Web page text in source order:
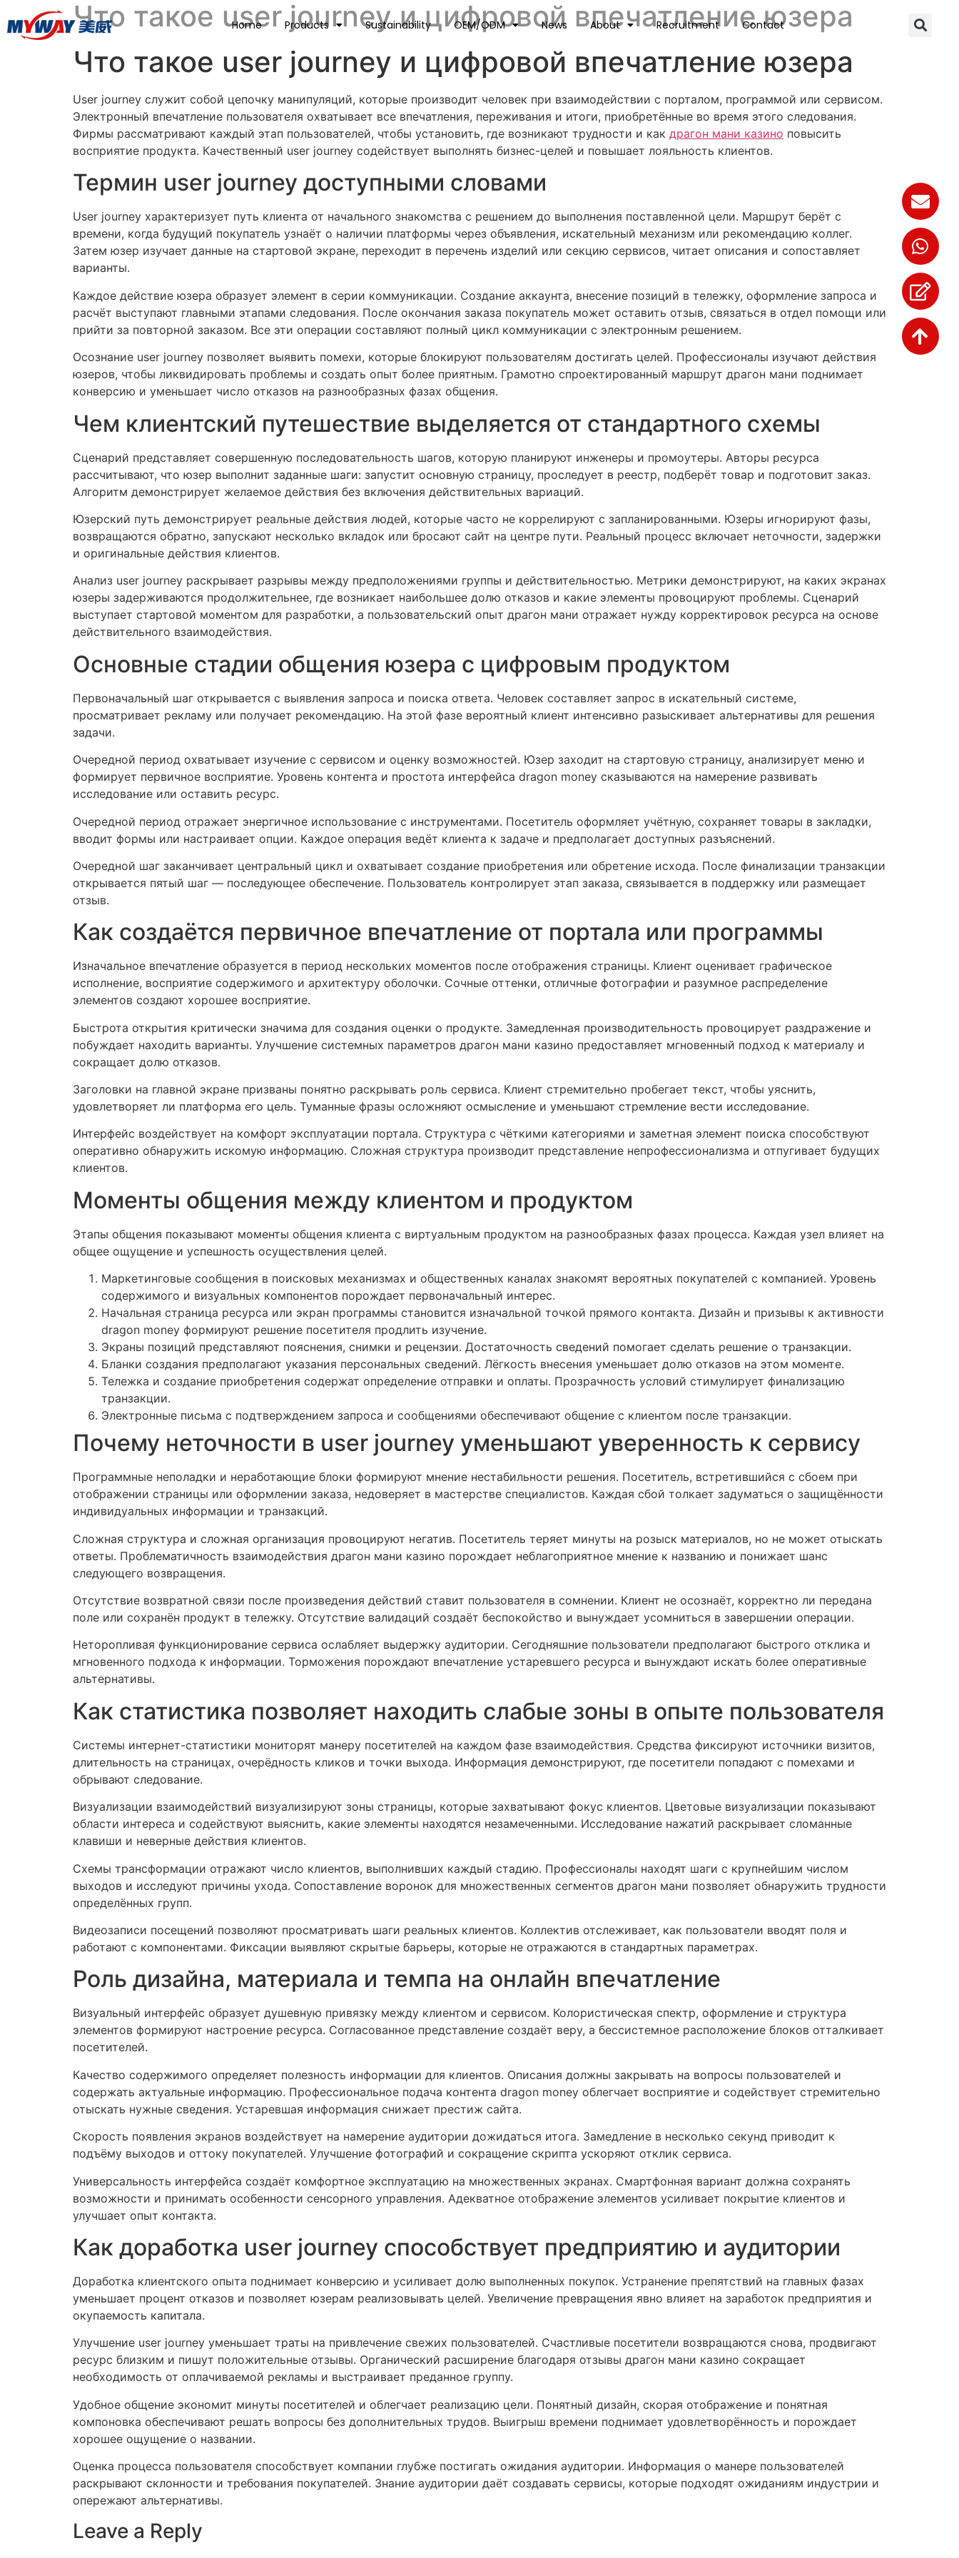
Home Products Sustainability OEM/ODM News About Recruitment Contact
Что такое user journey и цифровой впечатление юзера
Что такое user journey и цифровой впечатление юзера
User journey служит собой цепочку манипуляций, которые производит человек при взаимодействии с порталом, программой или сервисом.
Электронный впечатление пользователя охватывает все впечатления, переживания и итоги, приобретённые во время этого следования.
Фирмы рассматривают каждый этап пользователей, чтобы установить, где возникают трудности и как драгон мани казино повысить
восприятие продукта. Качественный user journey содействует выполнять бизнес-целей и повышает лояльность клиентов.
Термин user journey доступными словами
User journey характеризует путь клиента от начального знакомства с решением до выполнения поставленной цели. Маршрут берёт с
времени, когда будущий покупатель узнаёт о наличии платформы через объявления, искательный механизм или рекомендацию коллег.
Затем юзер изучает данные на стартовой экране, переходит в перечень изделий или секцию сервисов, читает описания и сопоставляет
варианты.
Каждое действие юзера образует элемент в серии коммуникации. Создание аккаунта, внесение позиций в тележку, оформление запроса и
расчёт выступают главными этапами следования. После окончания заказа покупатель может оставить отзыв, связаться в отдел помощи или
прийти за повторной заказом. Все эти операции составляют полный цикл коммуникации с электронным решением.
Осознание user journey позволяет выявить помехи, которые блокируют пользователям достигать целей. Профессионалы изучают действия
юзеров, чтобы ликвидировать проблемы и создать опыт более приятным. Грамотно спроектированный маршрут драгон мани поднимает
конверсию и уменьшает число отказов на разнообразных фазах общения.
Чем клиентский путешествие выделяется от стандартного схемы
Сценарий представляет совершенную последовательность шагов, которую планируют инженеры и промоутеры. Авторы ресурса
рассчитывают, что юзер выполнит заданные шаги: запустит основную страницу, проследует в реестр, подберёт товар и подготовит заказ.
Алгоритм демонстрирует желаемое действия без включения действительных вариаций.
Юзерский путь демонстрирует реальные действия людей, которые часто не коррелируют с запланированными. Юзеры игнорируют фазы,
возвращаются обратно, запускают несколько вкладок или бросают сайт на центре пути. Реальный процесс включает неточности, задержки
и оригинальные действия клиентов.
Анализ user journey раскрывает разрывы между предположениями группы и действительностью. Метрики демонстрируют, на каких экранах
юзеры задерживаются продолжительнее, где возникает наибольшее долю отказов и какие элементы провоцируют проблемы. Сценарий
выступает стартовой моментом для разработки, а пользовательский опыт драгон мани отражает нужду корректировок ресурса на основе
действительного взаимодействия.
Основные стадии общения юзера с цифровым продуктом
Первоначальный шаг открывается с выявления запроса и поиска ответа. Человек составляет запрос в искательный системе,
просматривает рекламу или получает рекомендацию. На этой фазе вероятный клиент интенсивно разыскивает альтернативы для решения
задачи.
Очередной период охватывает изучение с сервисом и оценку возможностей. Юзер заходит на стартовую страницу, анализирует меню и
формирует первичное восприятие. Уровень контента и простота интерфейса dragon money сказываются на намерение развивать
исследование или оставить ресурс.
Очередной период отражает энергичное использование с инструментами. Посетитель оформляет учётную, сохраняет товары в закладки,
вводит формы или настраивает опции. Каждое операция ведёт клиента к задаче и предполагает доступных разъяснений.
Очередной шаг заканчивает центральный цикл и охватывает создание приобретения или обретение исхода. После финализации транзакции
открывается пятый шаг — последующее обеспечение. Пользователь контролирует этап заказа, связывается в поддержку или размещает
отзыв.
Как создаётся первичное впечатление от портала или программы
Изначальное впечатление образуется в период нескольких моментов после отображения страницы. Клиент оценивает графическое
исполнение, восприятие содержимого и архитектуру оболочки. Сочные оттенки, отличные фотографии и разумное распределение
элементов создают хорошее восприятие.
Быстрота открытия критически значима для создания оценки о продукте. Замедленная производительность провоцирует раздражение и
побуждает находить варианты. Улучшение системных параметров драгон мани казино предоставляет мгновенный подход к материалу и
сокращает долю отказов.
Заголовки на главной экране призваны понятно раскрывать роль сервиса. Клиент стремительно пробегает текст, чтобы уяснить,
удовлетворяет ли платформа его цель. Туманные фразы осложняют осмысление и уменьшают стремление вести исследование.
Интерфейс воздействует на комфорт эксплуатации портала. Структура с чёткими категориями и заметная элемент поиска способствуют
оперативно обнаружить искомую информацию. Сложная структура производит представление непрофессионализма и отпугивает будущих
клиентов.
Моменты общения между клиентом и продуктом
Этапы общения показывают моменты общения клиента с виртуальным продуктом на разнообразных фазах процесса. Каждая узел влияет на
общее ощущение и успешность осуществления целей.
Маркетинговые сообщения в поисковых механизмах и общественных каналах знакомят вероятных покупателей с компанией. Уровень
содержимого и визуальных компонентов порождает первоначальный интерес.
Начальная страница ресурса или экран программы становится изначальной точкой прямого контакта. Дизайн и призывы к активности
dragon money формируют решение посетителя продлить изучение.
Экраны позиций представляют пояснения, снимки и рецензии. Достаточность сведений помогает сделать решение о транзакции.
Бланки создания предполагают указания персональных сведений. Лёгкость внесения уменьшает долю отказов на этом моменте.
Тележка и создание приобретения содержат определение отправки и оплаты. Прозрачность условий стимулирует финализацию
транзакции.
Электронные письма с подтверждением запроса и сообщениями обеспечивают общение с клиентом после транзакции.
Почему неточности в user journey уменьшают уверенность к сервису
Программные неполадки и неработающие блоки формируют мнение нестабильности решения. Посетитель, встретившийся с сбоем при
отображении страницы или оформлении заказа, недоверяет в мастерстве специалистов. Каждая сбой толкает задуматься о защищённости
индивидуальных информации и транзакций.
Сложная структура и сложная организация провоцируют негатив. Посетитель теряет минуты на розыск материалов, но не может отыскать
ответы. Проблематичность взаимодействия драгон мани казино порождает неблагоприятное мнение к названию и понижает шанс
следующего возвращения.
Отсутствие возвратной связи после произведения действий ставит пользователя в сомнении. Клиент не осознаёт, корректно ли передана
поле или сохранён продукт в тележку. Отсутствие валидаций создаёт беспокойство и вынуждает усомниться в завершении операции.
Неторопливая функционирование сервиса ослабляет выдержку аудитории. Сегодняшние пользователи предполагают быстрого отклика и
мгновенного подхода к информации. Торможения порождают впечатление устаревшего ресурса и вынуждают искать более оперативные
альтернативы.
Как статистика позволяет находить слабые зоны в опыте пользователя
Системы интернет-статистики мониторят манеру посетителей на каждом фазе взаимодействия. Средства фиксируют источники визитов,
длительность на страницах, очерёдность кликов и точки выхода. Информация демонстрируют, где посетители попадают с помехами и
обрывают следование.
Визуализации взаимодействий визуализируют зоны страницы, которые захватывают фокус клиентов. Цветовые визуализации показывают
области интереса и содействуют выяснить, какие элементы находятся незамеченными. Исследование нажатий раскрывает сломанные
клавиши и неверные действия клиентов.
Схемы трансформации отражают число клиентов, выполнивших каждый стадию. Профессионалы находят шаги с крупнейшим числом
выходов и исследуют причины ухода. Сопоставление воронок для множественных сегментов драгон мани позволяет обнаружить трудности
определённых групп.
Видеозаписи посещений позволяют просматривать шаги реальных клиентов. Коллектив отслеживает, как пользователи вводят поля и
работают с компонентами. Фиксации выявляют скрытые барьеры, которые не отражаются в стандартных параметрах.
Роль дизайна, материала и темпа на онлайн впечатление
Визуальный интерфейс образует душевную привязку между клиентом и сервисом. Колористическая спектр, оформление и структура
элементов формируют настроение ресурса. Согласованное представление создаёт веру, а бессистемное расположение блоков отталкивает
посетителей.
Качество содержимого определяет полезность информации для клиентов. Описания должны закрывать на вопросы пользователей и
содержать актуальные информацию. Профессиональное подача контента dragon money облегчает восприятие и содействует стремительно
отыскать нужные сведения. Устаревшая информация снижает престиж сайта.
Скорость появления экранов воздействует на намерение аудитории дожидаться итога. Замедление в несколько секунд приводит к
подъёму выходов и оттоку покупателей. Улучшение фотографий и сокращение скрипта ускоряют отклик сервиса.
Универсальность интерфейса создаёт комфортное эксплуатацию на множественных экранах. Смартфонная вариант должна сохранять
возможности и принимать особенности сенсорного управления. Адекватное отображение элементов усиливает покрытие клиентов и
улучшает опыт контакта.
Как доработка user journey способствует предприятию и аудитории
Доработка клиентского опыта поднимает конверсию и усиливает долю выполненных покупок. Устранение препятствий на главных фазах
уменьшает процент отказов и позволяет юзерам реализовывать целей. Увеличение превращения явно влияет на заработок предприятия и
окупаемость капитала.
Улучшение user journey уменьшает траты на привлечение свежих пользователей. Счастливые посетители возвращаются снова, продвигают
ресурс близким и пишут положительные отзывы. Органический расширение благодаря отзывы драгон мани казино сокращает
необходимость от оплачиваемой рекламы и выстраивает преданное группу.
Удобное общение экономит минуты посетителей и облегчает реализацию цели. Понятный дизайн, скорая отображение и понятная
компоновка обеспечивают решать вопросы без дополнительных трудов. Выигрыш времени поднимает удовлетворённость и порождает
хорошее ощущение о названии.
Оценка процесса пользователя способствует компании глубже постигать ожидания аудитории. Информация о манере пользователей
раскрывают склонности и требования покупателей. Знание аудитории даёт создавать сервисы, которые подходят ожиданиям индустрии и
опережают альтернативы.
Leave a Reply